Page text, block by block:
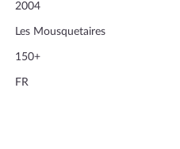
2004
Les Mousquetaires
150+
FR